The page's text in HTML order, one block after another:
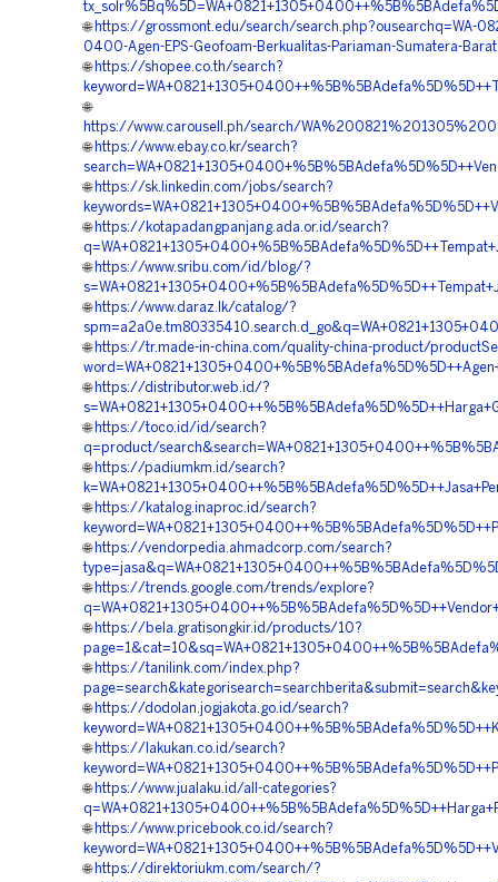
🌐 https://grossmont.edu/search/search.php?ousearchq=WA-
0400-Agen-EPS-Geofoam-Berkualitas-Pariaman-Sumatera-Barat
🌐 https://shopee.co.th/search?
🌐
https://www.carousell.ph/search/
🌐 https://www.ebay.co.kr/search?
🌐 https://sk.linkedin.com/jobs/search?
🌐 https://kotapadangpanjang.ada.or.id/search?
🌐 https://www.sribu.com/id/blog/?
🌐 https://www.daraz.lk/catalog/?
🌐 https://tr.made-in-china.com/quality-china-product/
🌐 https://distributor.web.id/?
🌐 https://toco.id/id/search?
q=product/
🌐 https://padiumkm.id/search?
🌐 https://katalog.inaproc.id/search?
🌐 https://vendorpedia.ahmadcorp.com/search?
🌐 https://trends.google.com/trends/explore?
🌐 https://bela.gratisongkir.id/products/10?
🌐 https://tanilink.com/index.php?
🌐 https://dodolan.jogjakota.go.id/search?
🌐 https://lakukan.co.id/search?
🌐 https://www.jualaku.id/all-categories?
🌐 https://www.pricebook.co.id/search?
🌐 https://direktoriukm.com/search/?